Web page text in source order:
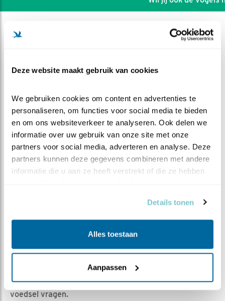
Deze website maakt gebruik van cookies
We gebruiken cookies om content en advertenties te
personaliseren, om functies voor social media te bieden
en om ons websiteverkeer te analyseren. Ook delen we
informatie over uw gebruik van onze site met onze
partners voor social media, adverteren en analyse. Deze
partners kunnen deze gegevens combineren met andere
informatie die u aan ze heeft verstrekt of die ze hebben
Details tonen
Alles toestaan
Aanpassen
DEEL DIT FILMPJE
Bewaar dit filmpje|
1074x
Man steenuil zit rustig in de nestkast. Hij wordt
verdreven door vrouw steenuil.
Buiten komt het linksgeringde jong bij man steenuil om
voedsel vragen.